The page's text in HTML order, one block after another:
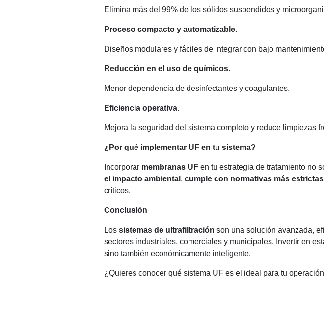
Elimina más del 99% de los sólidos suspendidos y
Proceso compacto y automatizable.
Diseños modulares y fáciles de integrar con bajo
Reducción en el uso de químicos.
Menor dependencia de desinfectantes y coagulantes.
Eficiencia operativa.
Mejora la seguridad del sistema completo y reduce limpiezas
¿Por qué implementar UF en tu sistema?
Incorporar membranas UF en tu estrategia de tratamiento no
el impacto ambiental , cumple con normativas más estrictas
críticos.
Conclusión
Los sistemas de ultrafiltración son una solución avanzada,
sectores industriales, comerciales y municipales. Invertir en
sino también económicamente inteligente.
¿Quieres conocer qué sistema UF es el ideal para tu